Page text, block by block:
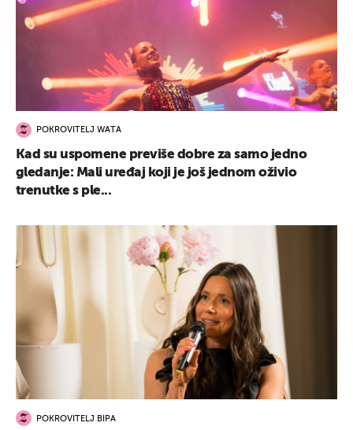
POKROVITELJ WATA
Kad su uspomene previše dobre za samo jedno
gledanje: Mali uređaj koji je još jednom oživio
trenutke s ple...
POKROVITELJ BIPA